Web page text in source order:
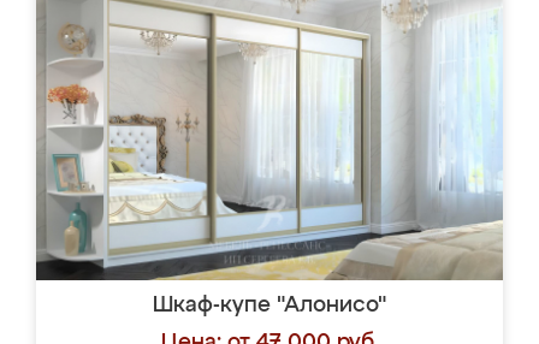
Шкаф-купе "Алонисо"